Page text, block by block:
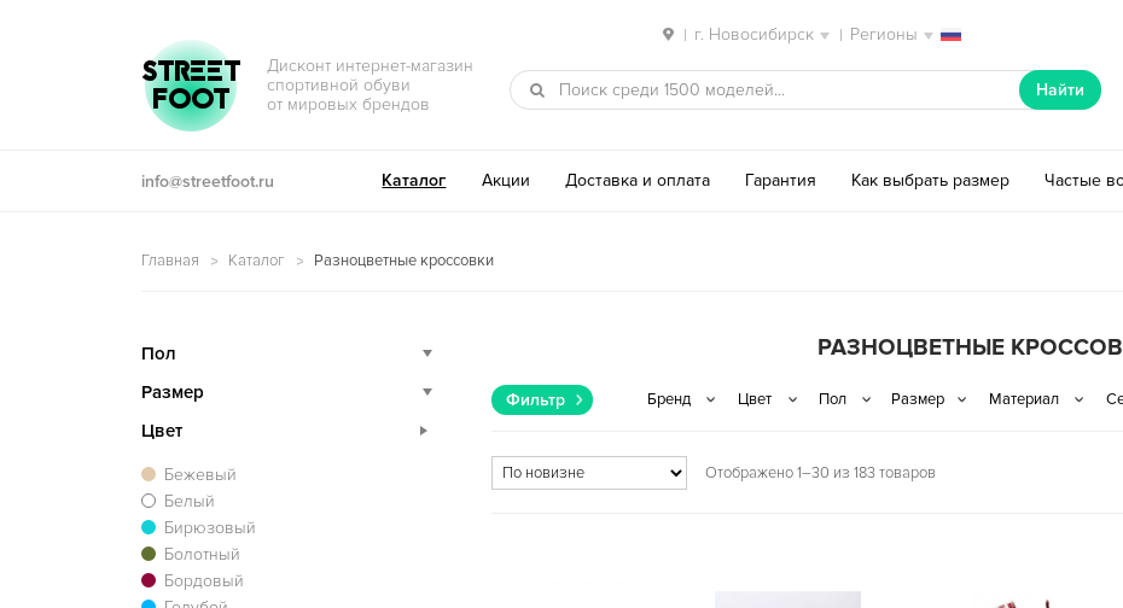
| г. Новосибирск | Регионы
Перейти к навигации
Перейти к содержимому
STREET
FOOT
Дисконт интернет-магазин
спортивной обуви
от мировых брендов
Найти
info@streetfoot.ru Каталог Акции Доставка и оплата Гарантия Как выбрать размер Частые
Главная Каталог Разноцветные кроссовки
РАЗНОЦВЕТНЫЕ
Фильтр
Отображено 1–30 из 183 товаров
Пол
Размер
Цвет
Бежевый
Белый
Бирюзовый
Болотный
Бордовый